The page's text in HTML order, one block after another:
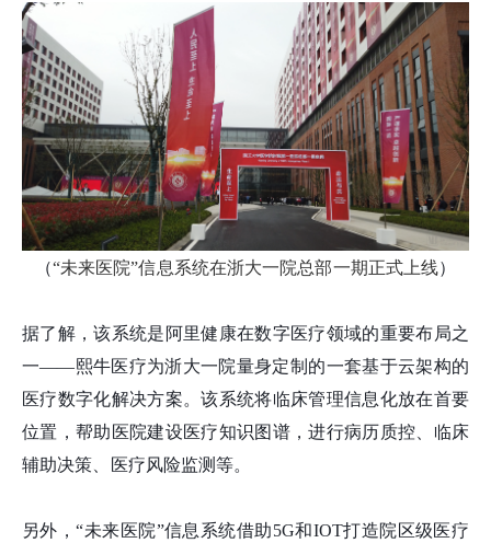
（“未来医院”信息系统在浙大一院总部一期正式上线）
据了解，该系统是阿里健康在数字医疗领域的重要布局之
一——熙牛医疗为浙大一院量身定制的一套基于云架构的
医疗数字化解决方案。该系统将临床管理信息化放在首要
位置，帮助医院建设医疗知识图谱，进行病历质控、临床
辅助决策、医疗风险监测等。
另外，“未来医院”信息系统借助5G和IOT打造院区级医疗